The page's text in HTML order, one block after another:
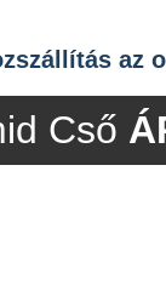
az
Cső